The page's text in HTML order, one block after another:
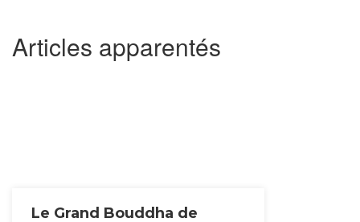
Articles apparentés
Le Grand Bouddha de